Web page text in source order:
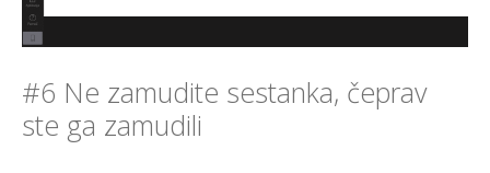
#6 Ne zamudite sestanka, čeprav
ste ga zamudili